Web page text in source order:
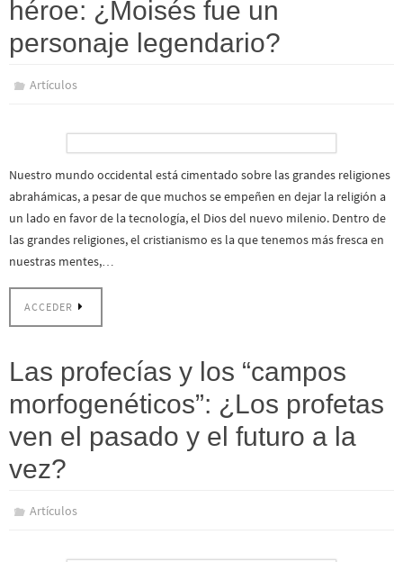
héroe: ¿Moisés fue un
personaje legendario?
Artículos
Nuestro mundo occidental está cimentado sobre las grandes religiones
abrahámicas, a pesar de que muchos se empeñen en dejar la religión a
un lado en favor de la tecnología, el Dios del nuevo milenio. Dentro de
las grandes religiones, el cristianismo es la que tenemos más fresca en
nuestras mentes,…
ACCEDER
Las profecías y los “campos
morfogenéticos”: ¿Los profetas
ven el pasado y el futuro a la
vez?
Artículos